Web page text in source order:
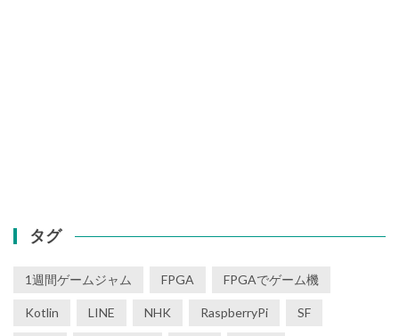
タグ
1週間ゲームジャム FPGA FPGAでゲーム機
Kotlin LINE NHK RaspberryPi SF